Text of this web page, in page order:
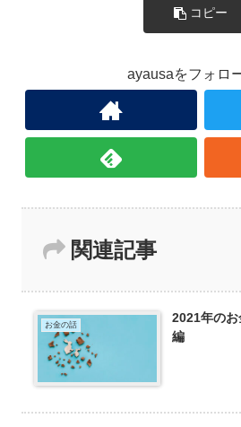
コピー
ayausaをフォロ
関連記事
お金の話
2021年の
編